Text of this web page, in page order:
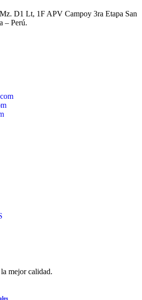
Mz. D1 Lt, 1F APV Campoy 3ra Etapa San
– Perú.
mejor calidad.